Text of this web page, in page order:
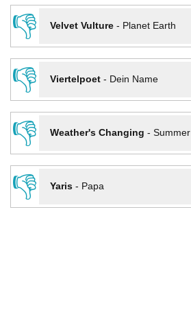
👎
Velvet Vulture- Planet Earth
👎
Viertelpoet- Dein Name
👎
Weather's Changing - Summer
👎
Yaris- Papa